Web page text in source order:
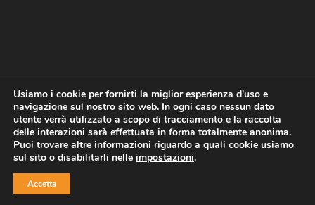
Home Statuto e bilancio
Contatti
Privacy
Cookie Child Protection Policy
Copyright © 2021 AddioPizzo | Tutti i diritti riservati | Sede
Usiamo i cookie per fornirti la miglior esperienza d'uso e
navigazione sul nostro sito web. In ogni caso nessun dato
utente verrà utilizzato a scopo di tracciamento e la raccolta
delle interazioni sarà effettuata in forma totalmente anonima.
Puoi trovare altre informazioni riguardo a quali cookie usiamo
sul sito o disabilitarli nelle impostazioni.
Accetta